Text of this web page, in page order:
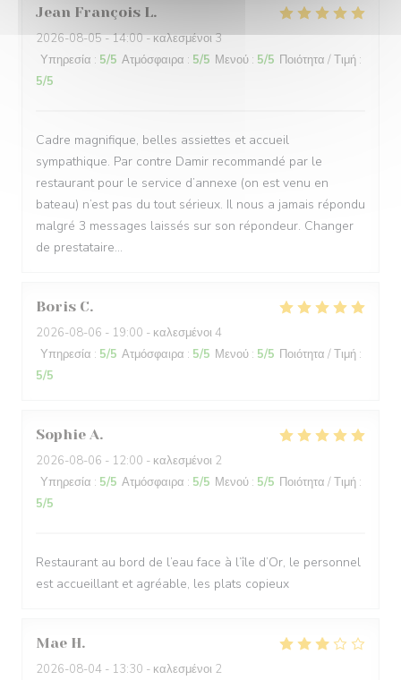
Jean François L
2026-08-05- 14:00 - καλεσμένοι 3
Υπηρεσία : 5/5 Ατμόσφαιρα : 5/5 Μενού : 5/5 Ποιότητα / Τιμή :
5/5
Cadre magnifique, belles assiettes et accueil
sympathique. Par contre Damir recommandé par le
restaurant pour le service d’annexe (on est venu en
bateau) n’est pas du tout sérieux. Il nous a jamais répondu
malgré 3 messages laissés sur son répondeur. Changer
de prestataire…
Boris C
2026-08-06 - 19:00 - καλεσμένοι 4
Υπηρεσία : 5/5 Ατμόσφαιρα : 5/5 Μενού : 5/5 Ποιότητα / Τιμή :
5/5
Sophie A
2026-08-06 - 12:00 - καλεσμένοι 2
Υπηρεσία : 5/5 Ατμόσφαιρα : 5/5 Μενού : 5/5 Ποιότητα / Τιμή :
5/5
Restaurant au bord de l’eau face à l’île d’Or, le personnel
est accueillant et agréable, les plats copieux
Mae H
2026-08-04 - 13:30 - καλεσμένοι 2